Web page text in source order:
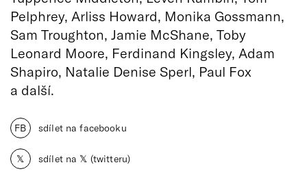
Pelphrey, Arliss Howard, Monika Gossmann,
Sam Troughton, Jamie McShane, Toby
Leonard Moore, Ferdinand Kingsley, Adam
Shapiro, Natalie Denise Sperl, Paul Fox
a další.
FB sdílet na facebooku
𝕏 sdílet na 𝕏 (twitteru)